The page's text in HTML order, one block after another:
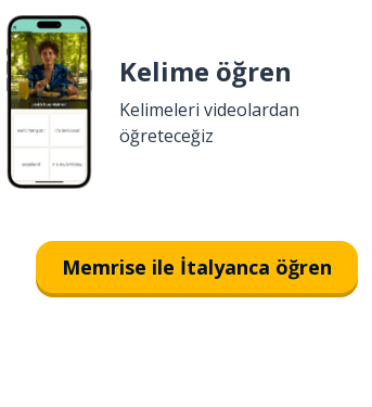
Kelime öğren
Kelimeleri videolardan
öğreteceğiz
Memrise ile İtalyanca öğren